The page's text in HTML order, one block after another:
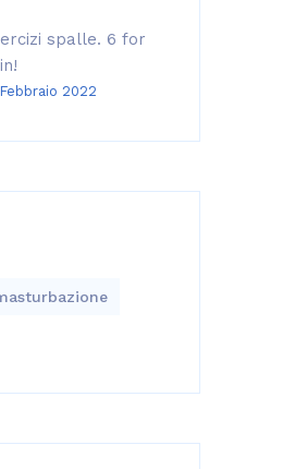
spalle. 6 for
2022